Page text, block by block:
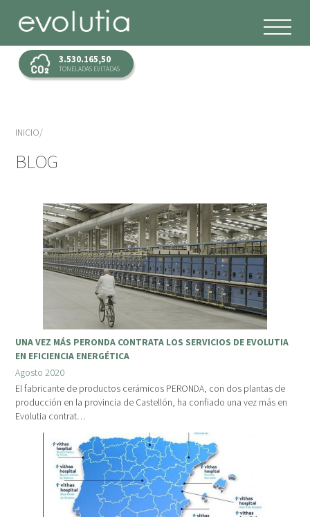
3.530.165,50
TONELADAS EVITADAS
INICIO
BLOG
UNA VEZ MÁS PERONDA CONTRATA LOS SERVICIOS DE EVOLUTIA
EN EFICIENCIA ENERGÉTICA
Agosto 2020
El fabricante de productos cerámicos PERONDA, con dos plantas de
producción en la provincia de Castellón, ha confiado una vez más en
Evolutia contrat…